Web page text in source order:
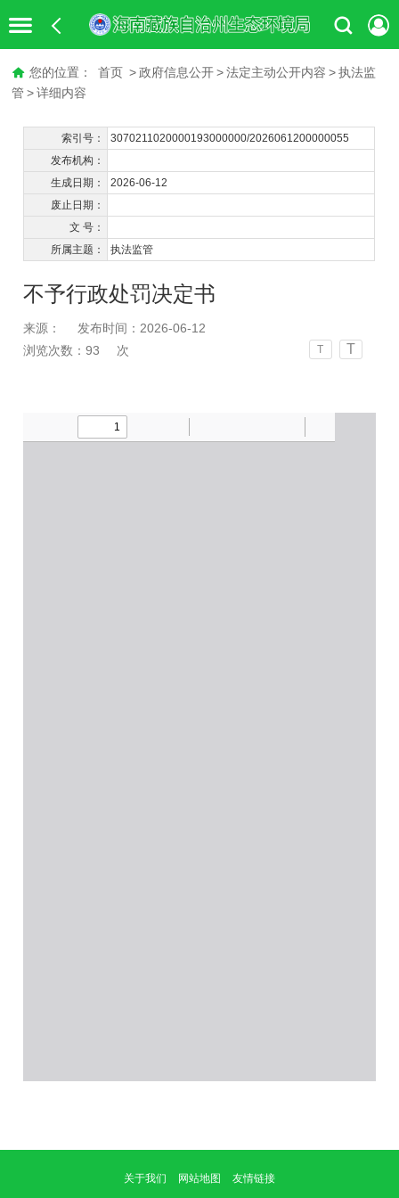
您的位置： 首页 > 政府信息公开 > 法定主动公开内容 > 执法监
管 > 详细内容
索引号：
3070211020000193000000/2026061200000055
发布机构：
生成日期：
2026-06-12
废止日期：
文 号：
所属主题：
执法监管
不予行政处罚决定书
来源：
发布时间：2026-06-12
浏览次数：93 次 T T
关于我们 网站地图 友情链接